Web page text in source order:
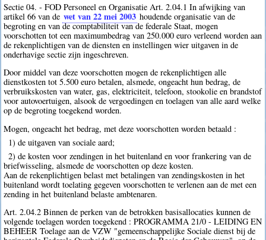
Sectie 04. - FOD Personeel en Organisatie Art. 2.04.1 In afwijking van
artikel 66 van de wet van 22 mei 2003 houdende organisatie van de
begroting en van de comptabiliteit van de federale Staat, mogen
voorschotten tot een maximumbedrag van 250.000 euro verleend worden aan
de rekenplichtigen van de diensten en instellingen wier uitgaven in de
onderhavige sectie zijn ingeschreven.
Door middel van deze voorschotten mogen de rekenplichtigen alle
dienstkosten tot 5.500 euro betalen, alsmede, ongeacht hun bedrag, de
verbruikskosten van water, gas, elektriciteit, telefoon, stookolie en brandstof
voor autovoertuigen, alsook de vergoedingen en toelagen van alle aard welke
op de begroting toegekend worden.
Mogen, ongeacht het bedrag, met deze voorschotten worden betaald :
1) de uitgaven van sociale aard;
2) de kosten voor zendingen in het buitenland en voor frankering van de
briefwisseling, alsmede de voorschotten op deze kosten.
Aan de rekenplichtigen belast met betalingen van zendingskosten in het
buitenland wordt toelating gegeven voorschotten te verlenen aan de met een
zending in het buitenland belaste ambtenaren.
Art. 2.04.2 Binnen de perken van de betrokken basisallocaties kunnen de
volgende toelagen worden toegekend : PROGRAMMA 21/0 - LEIDING EN
BEHEER Toelage aan de VZW "gemeenschappelijke Sociale dienst bij de